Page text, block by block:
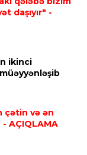
daşıyır" -
ikinci
çətin və ən
- AÇIQLAMA